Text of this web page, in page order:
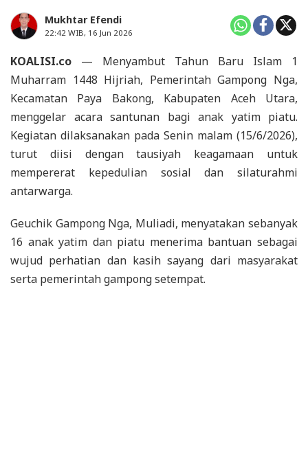
Mukhtar Efendi
22:42 WIB, 16 Jun 2026
KOALISI.co — Menyambut Tahun Baru Islam 1
Muharram 1448 Hijriah, Pemerintah Gampong Nga,
Kecamatan Paya Bakong, Kabupaten Aceh Utara,
menggelar acara santunan bagi anak yatim piatu.
Kegiatan dilaksanakan pada Senin malam (15/6/2026),
turut diisi dengan tausiyah keagamaan untuk
mempererat kepedulian sosial dan silaturahmi
antarwarga.
Geuchik Gampong Nga, Muliadi, menyatakan sebanyak
16 anak yatim dan piatu menerima bantuan sebagai
wujud perhatian dan kasih sayang dari masyarakat
serta pemerintah gampong setempat.